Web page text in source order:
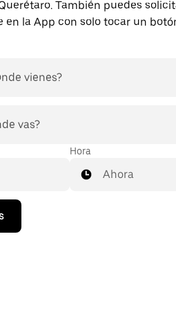
También puedes
en la App con solo tocar un
vienes?
vas?
Hora
Ahora